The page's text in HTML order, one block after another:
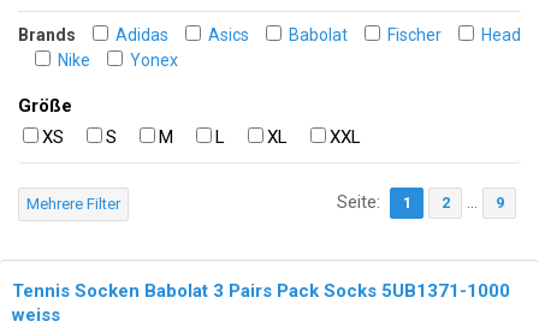
Brands Adidas Asics Babolat Fischer
Head
Nike
Yonex
Größe
XS
S M L XL XXL
Mehrere Filter Seite: 1 2 ... 9
Tennis Socken Babolat 3 Pairs Pack Socks 5UB1371-1000
weiss